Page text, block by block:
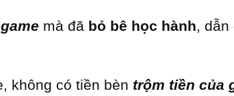
mà đã bỏ bê học hành ,
không có tiền bèn trộm tiền của